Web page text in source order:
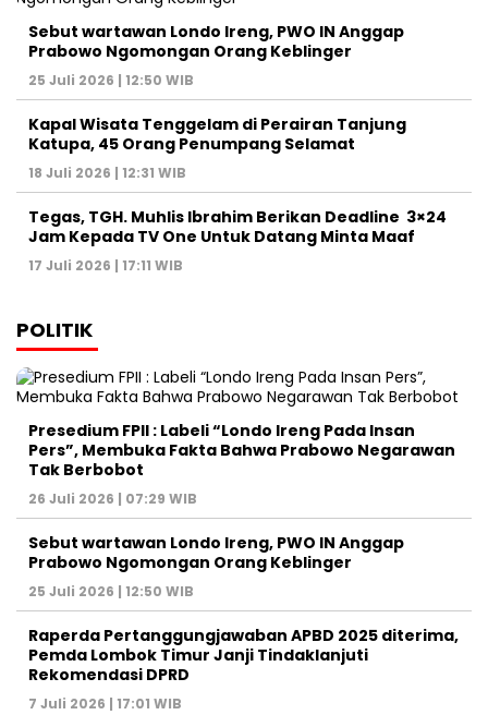
Sebut wartawan Londo Ireng, PWO IN Anggap
Prabowo Ngomongan Orang Keblinger
25 Juli 2026 | 12:50 WIB
Kapal Wisata Tenggelam di Perairan Tanjung
Katupa, 45 Orang Penumpang Selamat
18 Juli 2026 | 12:31 WIB
Tegas, TGH. Muhlis Ibrahim Berikan Deadline 3×24
Jam Kepada TV One Untuk Datang Minta Maaf
17 Juli 2026 | 17:11 WIB
POLITIK
Presedium FPII : Labeli “Londo Ireng Pada Insan
Pers”, Membuka Fakta Bahwa Prabowo Negarawan
Tak Berbobot
26 Juli 2026 | 07:29 WIB
Sebut wartawan Londo Ireng, PWO IN Anggap
Prabowo Ngomongan Orang Keblinger
25 Juli 2026 | 12:50 WIB
Raperda Pertanggungjawaban APBD 2025 diterima,
Pemda Lombok Timur Janji Tindaklanjuti
Rekomendasi DPRD
7 Juli 2026 | 17:01 WIB